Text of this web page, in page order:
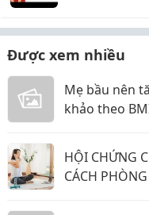
Được xem nhiều
Mẹ bầu nên
khảo theo
HỘI CHỨNG
CÁCH